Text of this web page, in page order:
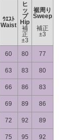
ｳｴｽﾄ
Waist
ヒ
ッ
プ
Hip
補
正
±3
裾周り
Sweep
補正
±3
60 80
77
63 83
80
66 86
83
69 89
86
72 92
89
75 95
92